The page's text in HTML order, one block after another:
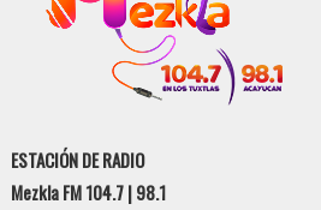
ESTACIÓN DE RADIO
Mezkla FM 104.7 | 98.1